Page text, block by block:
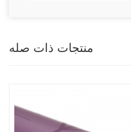
منتجات ذات صله